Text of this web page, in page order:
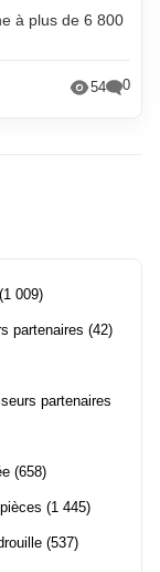
à plus de 6 800
54 0
(1 009)
partenaires (42)
partenaires
(658)
(1 445)
(537)